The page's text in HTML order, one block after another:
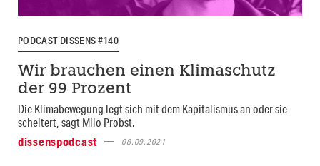
PODCAST DISSENS #140
Wir brauchen einen Klimaschutz
der 99 Prozent
Die Klimabewegung legt sich mit dem Kapitalismus an oder sie
scheitert, sagt Milo Probst.
dissenspodcast
08.09.2021